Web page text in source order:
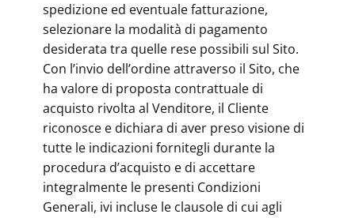
spedizione ed eventuale fatturazione,
selezionare la modalità di pagamento
desiderata tra quelle rese possibili sul Sito.
Con l’invio dell’ordine attraverso il Sito, che
ha valore di proposta contrattuale di
acquisto rivolta al Venditore, il Cliente
riconosce e dichiara di aver preso visione di
tutte le indicazioni fornitegli durante la
procedura d’acquisto e di accettare
integralmente le presenti Condizioni
Generali, ivi incluse le clausole di cui agli